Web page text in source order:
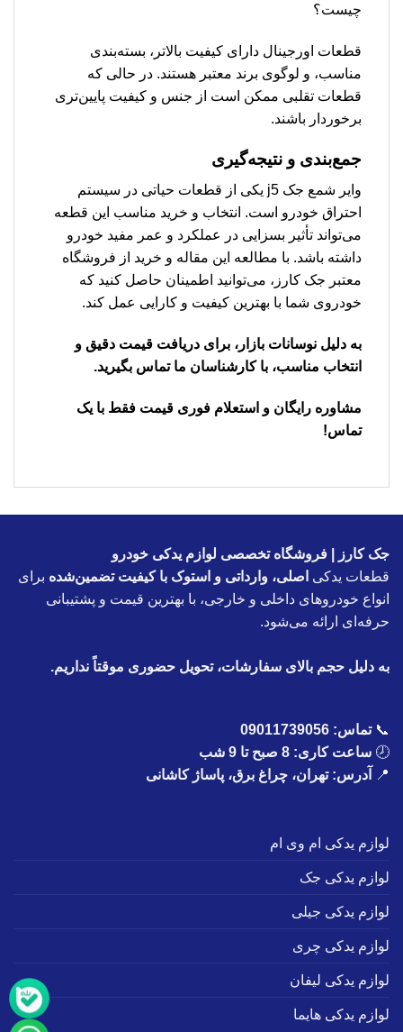
چیست؟
قطعات اورجینال دارای کیفیت بالاتر، بسته‌بندی
مناسب، و لوگوی برند معتبر هستند. در حالی که
قطعات تقلبی ممکن است از جنس و کیفیت پایین‌تری
برخوردار باشند.
جمع‌بندی و نتیجه‌گیری
وایر شمع جک j5 یکی از قطعات حیاتی در سیستم
احتراق خودرو است. انتخاب و خرید مناسب این قطعه
می‌تواند تأثیر بسزایی در عملکرد و عمر مفید خودرو
داشته باشد. با مطالعه این مقاله و خرید از فروشگاه
معتبر جک کارز، می‌توانید اطمینان حاصل کنید که
خودروی شما با بهترین کیفیت و کارایی عمل کند.
به دلیل نوسانات بازار، برای دریافت قیمت دقیق و
انتخاب مناسب، با کارشناسان ما تماس بگیرید.
مشاوره رایگان و استعلام فوری قیمت فقط با یک
تماس!
جک کارز | فروشگاه تخصصی لوازم یدکی خودرو
قطعات یدکی اصلی، وارداتی و استوک با کیفیت تضمین‌شده برای
انواع خودروهای داخلی و خارجی، با بهترین قیمت و پشتیبانی
حرفه‌ای ارائه می‌شود.
به دلیل حجم بالای سفارشات، تحویل حضوری موقتاً نداریم.
📞تماس: 09011739056
🕗 ساعت کاری: 8 صبح تا 9 شب
📍
آدرس: تهران، چراغ برق، پاساژ کاشانی
لوازم یدکی ام وی ام
لوازم یدکی جک
لوازم یدکی جیلی
لوازم یدکی چری
لوازم یدکی لیفان
لوازم یدکی هایما